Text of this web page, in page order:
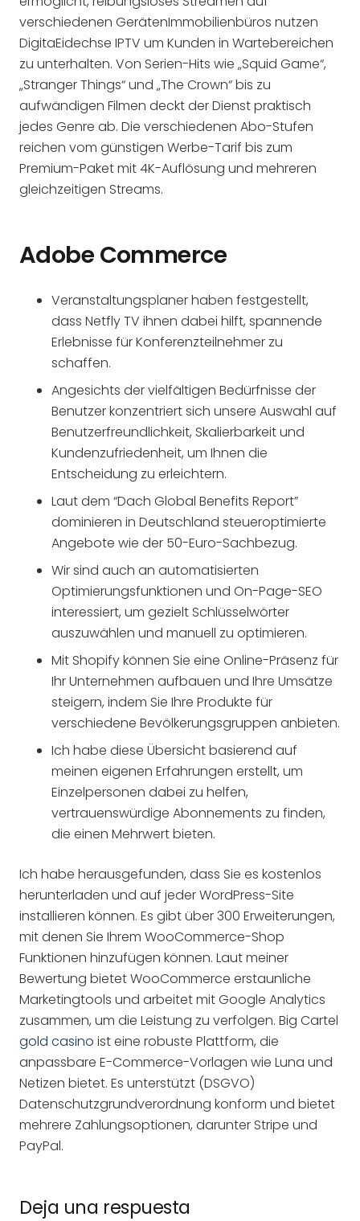
verschiedenen GerätenImmobilienbüros nutzen
DigitaEidechse IPTV um Kunden in Wartebereichen
zu unterhalten. Von Serien-Hits wie „Squid Game“,
„Stranger Things“ und „The Crown“ bis zu
aufwändigen Filmen deckt der Dienst praktisch
jedes Genre ab. Die verschiedenen Abo-Stufen
reichen vom günstigen Werbe-Tarif bis zum
Premium-Paket mit 4K-Auflösung und mehreren
gleichzeitigen Streams.
Adobe Commerce
Veranstaltungsplaner haben festgestellt,
dass Netfly TV ihnen dabei hilft, spannende
Erlebnisse für Konferenzteilnehmer zu
schaffen.
Angesichts der vielfältigen Bedürfnisse der
Benutzer konzentriert sich unsere Auswahl auf
Benutzerfreundlichkeit, Skalierbarkeit und
Kundenzufriedenheit, um Ihnen die
Entscheidung zu erleichtern.
Laut dem “Dach Global Benefits Report”
dominieren in Deutschland steueroptimierte
Angebote wie der 50-Euro-Sachbezug.
Wir sind auch an automatisierten
Optimierungsfunktionen und On-Page-SEO
interessiert, um gezielt Schlüsselwörter
auszuwählen und manuell zu optimieren.
Mit Shopify können Sie eine Online-Präsenz für
Ihr Unternehmen aufbauen und Ihre Umsätze
steigern, indem Sie Ihre Produkte für
verschiedene Bevölkerungsgruppen anbieten.
Ich habe diese Übersicht basierend auf
meinen eigenen Erfahrungen erstellt, um
Einzelpersonen dabei zu helfen,
vertrauenswürdige Abonnements zu finden,
die einen Mehrwert bieten.
Ich habe herausgefunden, dass Sie es kostenlos
herunterladen und auf jeder WordPress-Site
installieren können. Es gibt über 300 Erweiterungen,
mit denen Sie Ihrem WooCommerce-Shop
Funktionen hinzufügen können. Laut meiner
Bewertung bietet WooCommerce erstaunliche
Marketingtools und arbeitet mit Google Analytics
zusammen, um die Leistung zu verfolgen. Big Cartel
gold casino ist eine robuste Plattform, die
anpassbare E-Commerce-Vorlagen wie Luna und
Netizen bietet. Es unterstützt (DSGVO)
Datenschutzgrundverordnung konform und bietet
mehrere Zahlungsoptionen, darunter Stripe und
PayPal.
Deja una respuesta